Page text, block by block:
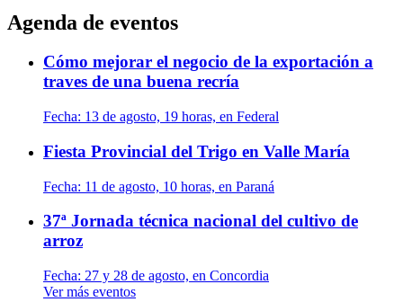
Agenda de eventos
Cómo mejorar el negocio de la exportación a
traves de una buena recría
Fecha: 13 de agosto, 19 horas, en Federal
Fiesta Provincial del Trigo en Valle María
Fecha: 11 de agosto, 10 horas, en Paraná
37ª Jornada técnica nacional del cultivo de
arroz
Fecha: 27 y 28 de agosto, en Concordia
Ver más eventos